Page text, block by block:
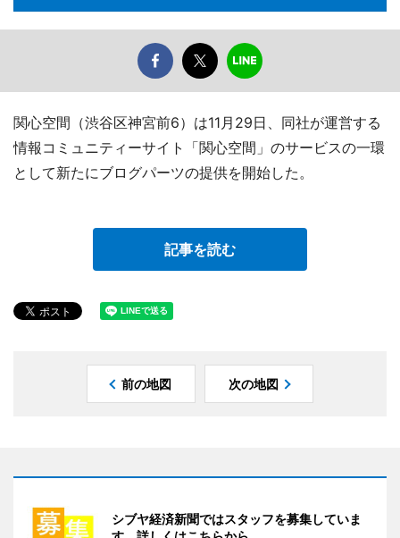
関心空間（渋谷区神宮前6）は11月29日、同社が運営する
情報コミュニティーサイト「関心空間」のサービスの一環
として新たにブログパーツの提供を開始した。
記事を読む
前の地図 次の地図
シブヤ経済新聞ではスタッフを募集していま